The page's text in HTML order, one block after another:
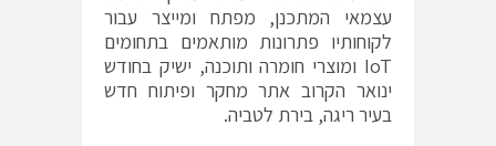
עצמאי המתכנן, מפתח ומייצר עבור
לקוחותיו פתרונות מותאמים בתחומים
IoT ומוצרי חומרה ותוכנה, ישיק בחודש
ינואר הקרוב אתר מחקר ופיתוח חדש
בעיר ריגה, בירת לטביה.